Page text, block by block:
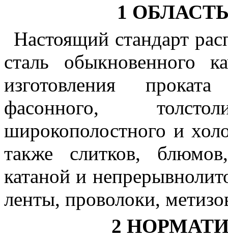
1
Настоящий стандарт
сталь обыкновенного
изготовления
фасонного,
широкополостного и
также слитков,
катаной и
ленты, проволоки,
2